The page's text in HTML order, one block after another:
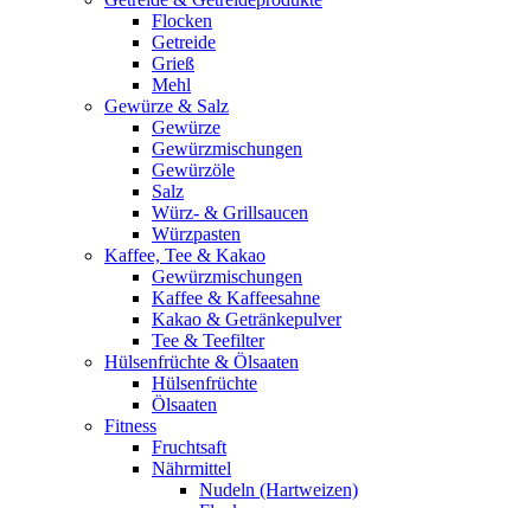
Flocken
Getreide
Grieß
Mehl
Gewürze & Salz
Gewürze
Gewürzmischungen
Gewürzöle
Salz
Würz- & Grillsaucen
Würzpasten
Kaffee, Tee & Kakao
Gewürzmischungen
Kaffee & Kaffeesahne
Kakao & Getränkepulver
Tee & Teefilter
Hülsenfrüchte & Ölsaaten
Hülsenfrüchte
Ölsaaten
Fitness
Fruchtsaft
Nährmittel
Nudeln (Hartweizen)